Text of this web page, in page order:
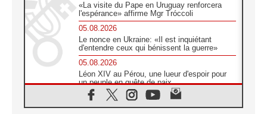
«La visite du Pape en Uruguay renforcera
l'espérance» affirme Mgr Tróccoli
05.08.2026
Le nonce en Ukraine: «Il est inquiétant
d'entendre ceux qui bénissent la guerre»
05.08.2026
Léon XIV au Pérou, une lueur d'espoir pour
un peuple en quête de paix
05.08.2026
SCEAM: L'Église en Afrique vers